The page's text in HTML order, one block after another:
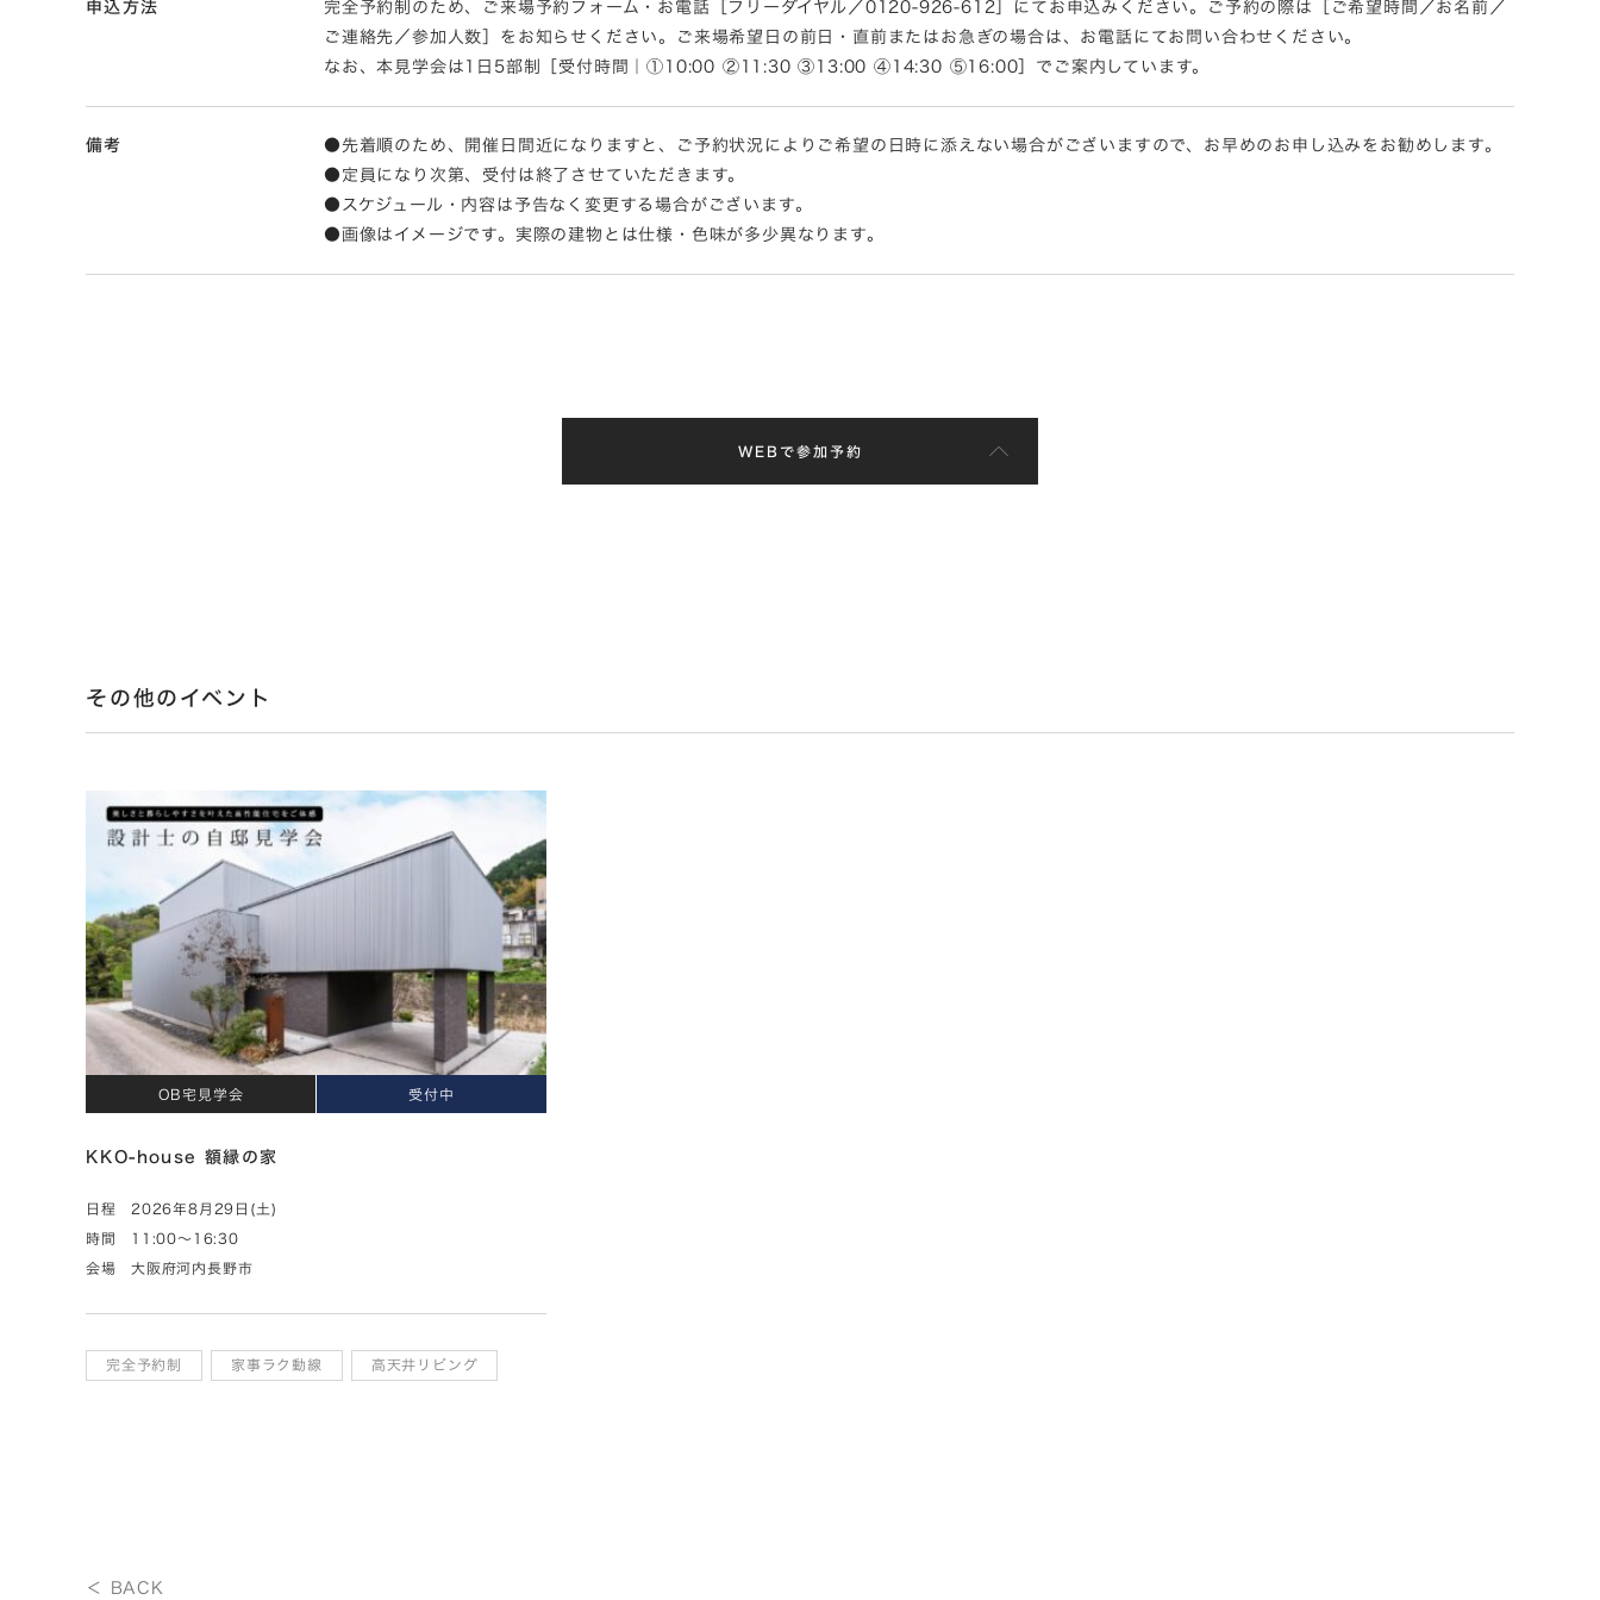
申込方法
完全予約制のため、ご来場予約フォーム・お電話［フリーダイヤル／0120-926-612］にてお申込みください。ご予約の際は［ご希望時間／お名前／
ご連絡先／参加人数］をお知らせください。ご来場希望日の前日・直前またはお急ぎの場合は、お電話にてお問い合わせください。
なお、本見学会は1日5部制［受付時間｜①10:00 ②11:30 ③13:00 ④14:30 ⑤16:00］でご案内しています。
備考
●先着順のため、開催日間近になりますと、ご予約状況によりご希望の日時に添えない場合がございますので、お早めのお申し込みをお勧めします。
●定員になり次第、受付は終了させていただきます。
●スケジュール・内容は予告なく変更する場合がございます。
●画像はイメージです。実際の建物とは仕様・色味が多少異なります。
WEBで参加予約
その他のイベント
OB宅見学会 受付中
KKO-house 額縁の家
日程 2026年8月29日(土)
時間 11:00～16:30
会場 大阪府河内長野市
完全予約制 家事ラク動線 高天井リビング
＜ BACK